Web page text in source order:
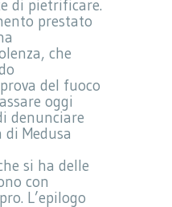
di pietrificare.
prestato
che
del fuoco
oggi
denunciare
Medusa
si ha delle
con
L’epilogo